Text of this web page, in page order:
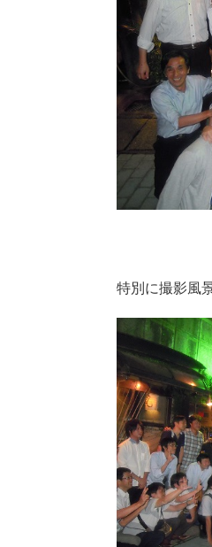
特別に撮影風